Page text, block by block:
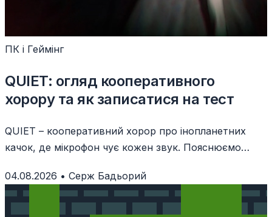
ПК і Геймінг
QUIET: огляд кооперативного
хорору та як записатися на тест
QUIET – кооперативний хорор про інопланетних
качок, де мікрофон чує кожен звук. Пояснюємо
04.08.2026 • Серж Бадьорий